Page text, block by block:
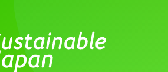
ログインが必